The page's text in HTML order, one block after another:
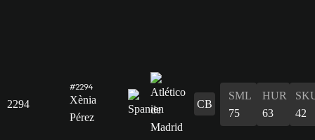
2294
#2294
Xènia
Pérez
CB
SML
75
HUR
63
42